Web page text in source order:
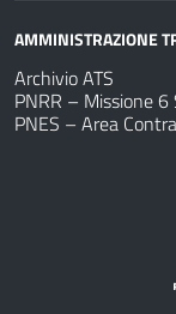
AMMINISTRAZIONE
Archivio ATS
PNRR – Missione 6
PNES – Area